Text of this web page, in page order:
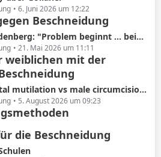
6. Juni 2026 um 12:22
Beschneidung
"Problem beginnt ... beim Abschneiden der Vorhaut"
21. Mai 2026 um 11:11
weiblichen mit der
vs male circumcision: Understanding the differences
5. August 2026 um 09:23
die Beschneidung